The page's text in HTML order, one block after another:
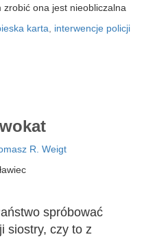
ona jest nieobliczalna
karta interwencje policji
R. Weigt
spróbować
siostry, czy to z